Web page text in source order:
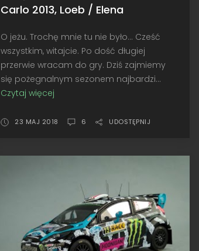
Carlo 2013, Loeb / Elena
O jeżu. Trochę mnie tu nie było... Cześć
wszystkim, witajcie. Po dość długiej
przerwie wracam do gry. Dziś zajmiemy
się pożegnalnym sezonem najbardzi...
Czytaj więcej
mistrza
Monte-
Carlo
2013,
Loeb
23 MAJ 2018 6 UDOSTĘPNIJ